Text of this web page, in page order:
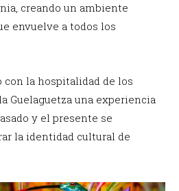
creando un ambiente
envuelve a todos los
la hospitalidad de los
Guelaguetza una experiencia
y el presente se
la identidad cultural de